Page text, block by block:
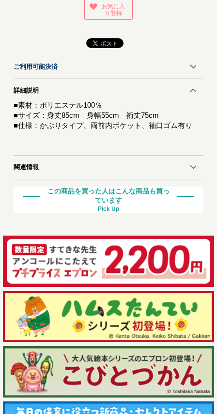
お気に入
り登録
ご利用可能決済
詳細説明
■素材：ポリエステル100％
■サイズ：身丈85cm 身幅55cm 裄丈75cm
■仕様：かぶりタイプ、両前内ポケット、袖口ゴム有り
関連情報
この商品を買った人はこんな商品も買っ
ています
Pick Up